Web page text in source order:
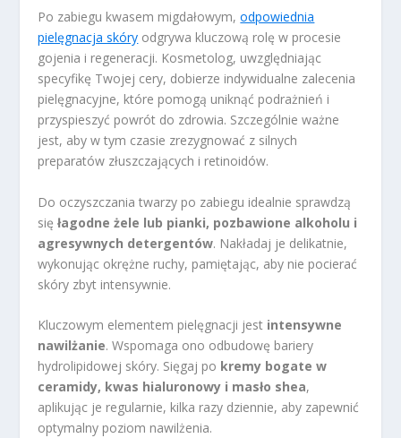
Po zabiegu kwasem migdałowym,odpowiednia
pielęgnacja skóry odgrywa kluczową rolę w procesie
gojenia i regeneracji. Kosmetolog, uwzględniając
specyfikę Twojej cery, dobierze indywidualne zalecenia
pielęgnacyjne, które pomogą uniknąć podrażnień i
przyspieszyć powrót do zdrowia. Szczególnie ważne
jest, aby w tym czasie zrezygnować z silnych
preparatów złuszczających i retinoidów.
Do oczyszczania twarzy po zabiegu idealnie sprawdzą
sięłagodne żele lub pianki, pozbawione alkoholu i
agresywnych detergentów. Nakładaj je delikatnie,
wykonując okrężne ruchy, pamiętając, aby nie pocierać
skóry zbyt intensywnie.
Kluczowym elementem pielęgnacji jest intensywne
nawilżanie. Wspomaga ono odbudowę bariery
hydrolipidowej skóry. Sięgaj po kremy bogate w
ceramidy, kwas hialuronowy i masło shea,
aplikując je regularnie, kilka razy dziennie, aby zapewnić
optymalny poziom nawilżenia.